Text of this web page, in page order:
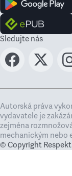
Sledujte nás
Autorská práva
vydavatele je
zejména
mechanickým nebo
© Copyright Respekt